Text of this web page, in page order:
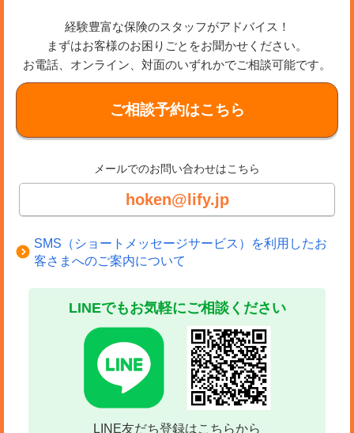
経験豊富な保険のスタッフがアドバイス！
まずはお客様のお困りごとをお聞かせください。
お電話、オンライン、対面のいずれかでご相談可能です。
ご相談予約はこちら
メールでのお問い合わせはこちら
hoken@lify.jp
SMS（ショートメッセージサービス）を利用したお
客さまへのご案内について
LINEでもお気軽にご相談ください
LINE友だち登録はこちらから